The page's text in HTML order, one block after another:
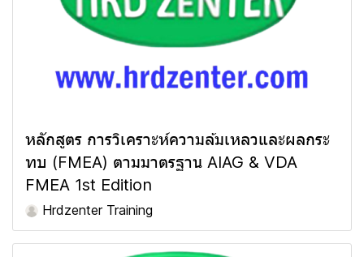
หลักสูตร การวิเคราะห์ความล้มเหลวและผลกระ
ทบ (FMEA) ตามมาตรฐาน AIAG & VDA
FMEA 1st Edition
Hrdzenter Training